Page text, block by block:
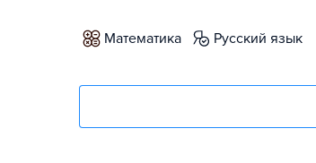
математика русский язык